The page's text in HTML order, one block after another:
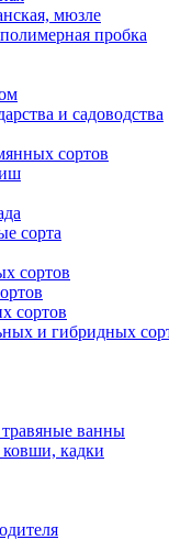
мюзле
пробка
и садоводства
сортов
сорта
сортов
сортов
и гибридных
ванны
кадки